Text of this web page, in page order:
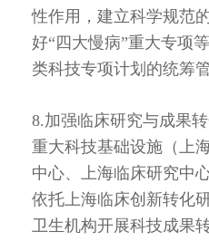
性作用，建立科学规范
好“四大慢病”重大专项
类科技专项计划的统筹管
8.加强临床研究与成果
重大科技基础设施（上
中心、上海临床研究中
依托上海临床创新转化
卫生机构开展科技成果